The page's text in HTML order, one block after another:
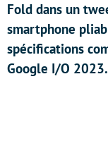
Fold dans un
smartphone
spécifications
Google I/O 2023.